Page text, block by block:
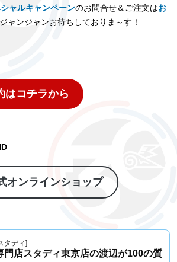
ャルキャンペーンのお問合せ＆ご注文はお
ャンジャンお待ちしておりま～す！
はコチラから
オンラインショップ
タディ]
門店スタディ東京店の渡辺が100の質